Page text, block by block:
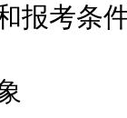
考条